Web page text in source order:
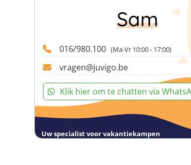
Sam
016/980.100 (Ma-Vr 10:00 - 17:00)
vragen@juvigo.be
Klik hier om te chatten via
Uw specialist voor vakantiekampen